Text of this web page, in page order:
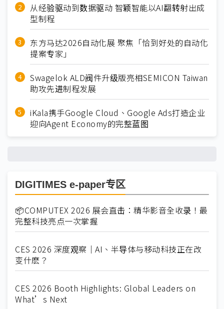
从经验驱动到数据驱动 智颖智能以AI翻转射出成
型制程
东方马达2026自动化展 聚焦「恰到好处的自动化
提案专家」
Swagelok ALD阀件升级版亮相SEMICON Taiwan
助攻先进制程发展
iKala携手Google Cloud、Google Ads打造企业
迎向Agent Economy的完整蓝图
DIGITIMES e-paper专区
📦COMPUTEX 2026 展会直击：精华影音全收录！最
完整科技亮点一次掌握
CES 2026 深度观察｜AI、半导体与移动科技正在改
变什麽？
CES 2026 Booth Highlights: Global Leaders on
What’s Next